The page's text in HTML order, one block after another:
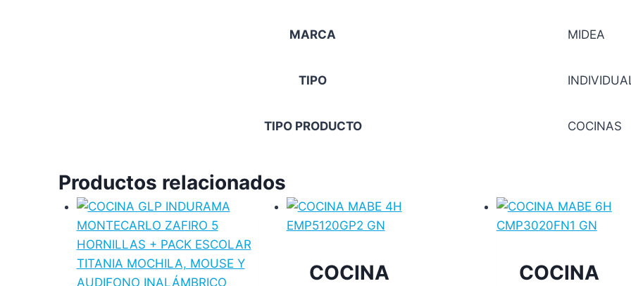
MARCA MIDEA
TIPO
TIPO PRODUCTO COCINAS
Productos relacionados
COCINA
COCINA